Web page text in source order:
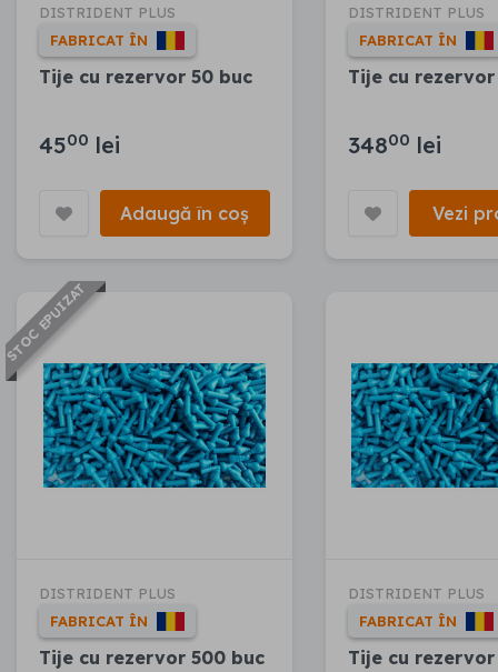
DISTRIDENT PLUS
FABRICAT ÎN
Tije cu rezervor 50 buc
4500 lei
Adaugă în coș
DISTRIDENT PLUS
FABRICAT ÎN
Tije cu
34800 lei
Vezi
STOC EPUIZAT
DISTRIDENT PLUS
FABRICAT ÎN
Tije cu rezervor 500 buc
DISTRIDENT PLUS
FABRICAT ÎN
Tije cu